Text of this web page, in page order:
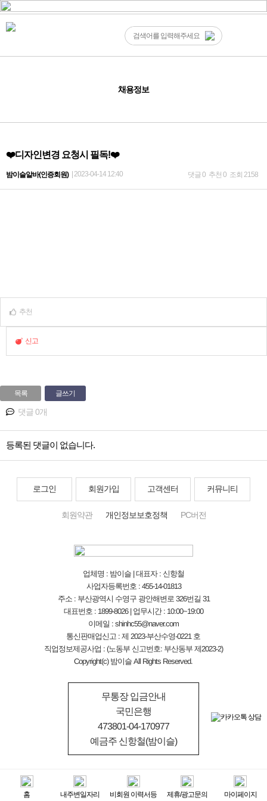
채용정보
❤️디자인변경 요청시 필독!❤️
밤이슬알바(인증회원) | 2023-04-14 12:40 댓글 0 추천 0 조회 2158
추천
신고
목록 글쓰기
댓글 0개
등록된 댓글이 없습니다.
로그인 회원가입 고객센터 커뮤니티
회원약관 개인정보보호정책 PC버전
업체명 : 밤이슬 | 대표자 : 신항철
사업자등록번호 : 455-14-01813
주소 : 부산광역시 수영구 광안해변로 326번길 31
대표번호 : 1899-8026 | 업무시간 : 10:00~19:00
이메일 : shinhc55@naver.com
통신판매업신고 : 제 2023-부산수영-0221 호
직업정보제공사업 : (노동부 신고번호: 부산동부 제2023-2)
Copyright(c) 밤이슬 All Rights Reserved.
무통장 입금안내
국민은행
473801-04-170977
예금주 신항철(밤이슬)
홈 내주변일자리
비회원 이력서등
제휴/광고문의 마이페이지